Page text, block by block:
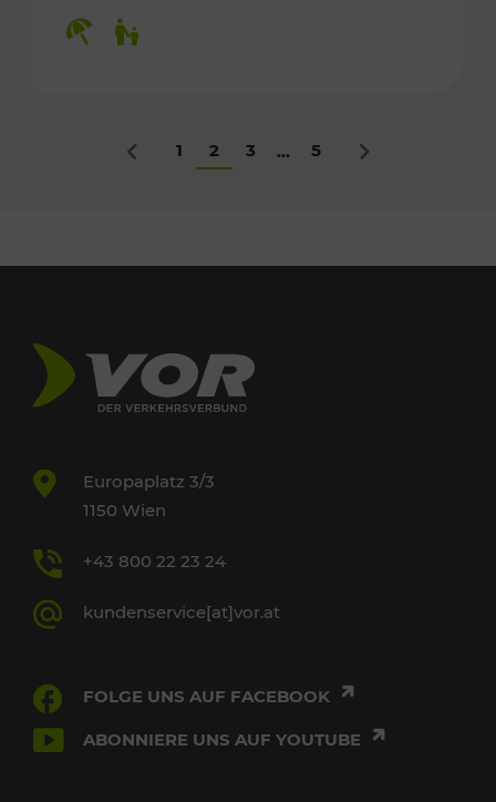
Zurück
1 2 3 ... 5 Nächstes
Europaplatz 3/3
1150 Wien
+43 800 22 23 24
kundenservice[at]vor.at
FOLGE UNS AUF FACEBOOK
ABONNIERE UNS AUF YOUTUBE